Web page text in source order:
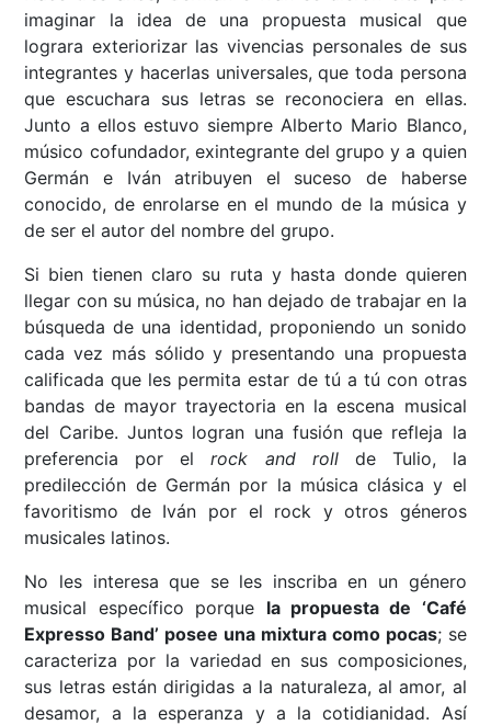
imaginar la idea de una propuesta musical que
lograra exteriorizar las vivencias personales de sus
integrantes y hacerlas universales, que toda persona
que escuchara sus letras se reconociera en ellas.
Junto a ellos estuvo siempre Alberto Mario Blanco,
músico cofundador, exintegrante del grupo y a quien
Germán e Iván atribuyen el suceso de haberse
conocido, de enrolarse en el mundo de la música y
de ser el autor del nombre del grupo.
Si bien tienen claro su ruta y hasta donde quieren
llegar con su música, no han dejado de trabajar en la
búsqueda de una identidad, proponiendo un sonido
cada vez más sólido y presentando una propuesta
calificada que les permita estar de tú a tú con otras
bandas de mayor trayectoria en la escena musical
del Caribe. Juntos logran una fusión que refleja la
preferencia por elrock and roll de Tulio, la
predilección de Germán por la música clásica y el
favoritismo de Iván por el rock y otros géneros
musicales latinos.
No les interesa que se les inscriba en un género
musical específico porque la propuesta de ‘Café
Expresso Band’ posee una mixtura como pocas; se
caracteriza por la variedad en sus composiciones,
sus letras están dirigidas a la naturaleza, al amor, al
desamor, a la esperanza y a la cotidianidad. Así